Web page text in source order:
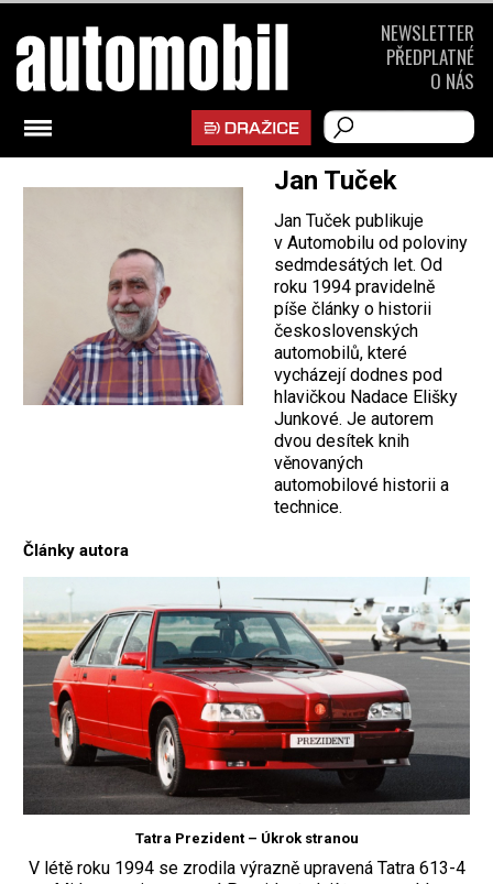
Jan Tuček
Jan Tuček publikuje
v Automobilu od poloviny
sedmdesátých let. Od
roku 1994 pravidelně
píše články o historii
československých
automobilů, které
vycházejí dodnes pod
hlavičkou Nadace Elišky
Junkové. Je autorem
dvou desítek knih
věnovaných
automobilové historii a
technice.
Články autora
Tatra Prezident – Úkrok stranou
V létě roku 1994 se zrodila výrazně upravená Tatra 613-4
NEWSLETTER
PŘEDPLATNÉ
O NÁS